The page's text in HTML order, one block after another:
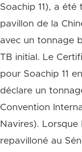
Soachip 11), a
pavillon de la
avec un tonnage
TB initial. Le
pour Soachip 11
déclare un
Convention
Navires).
repavilloné au